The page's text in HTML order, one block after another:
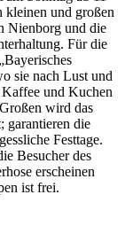
kleinen und großen
Nienborg und die
Für die
sie nach Lust und
und Kuchen
wird das
garantieren die
Festtage.
Besucher des
erscheinen
ist frei.